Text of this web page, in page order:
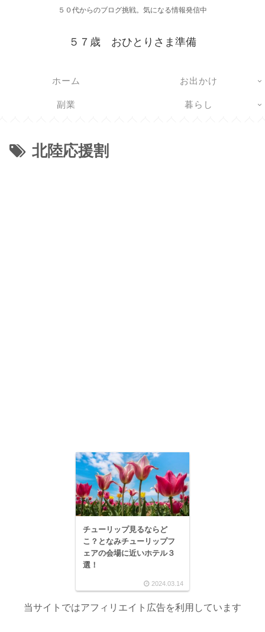
５０代からのブログ挑戦。気になる情報発信中
５７歳 おひとりさま準備
ホーム お出かけ
副業 暮らし
北陸応援割
チューリップ見るならど
こ？となみチューリップフ
ェアの会場に近いホテル３
選！
2024.03.14
当サイトではアフィリエイト広告を利用しています